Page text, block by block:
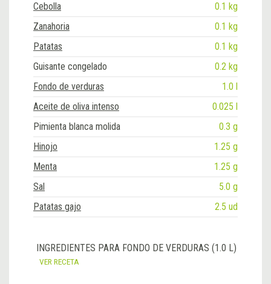
Cebolla
0.1 kg
Zanahoria
0.1 kg
Patatas
0.1 kg
Guisante congelado
0.2 kg
Fondo de verduras
1.0 l
Aceite de oliva intenso
0.025 l
Pimienta blanca molida
0.3 g
Hinojo
1.25 g
Menta
1.25 g
Sal
5.0 g
Patatas gajo
2.5 ud
INGREDIENTES PARA FONDO DE VERDURAS (1.0 L)
VER RECETA